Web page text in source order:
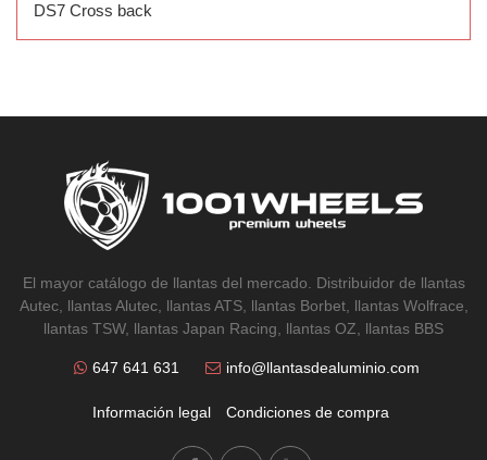
DS7 Cross back
El mayor catálogo de llantas del mercado. Distribuidor de llantas
Autec, llantas Alutec, llantas ATS, llantas Borbet, llantas Wolfrace,
llantas TSW, llantas Japan Racing, llantas OZ, llantas BBS
647 641 631 info@llantasdealuminio.com
Información legal Condiciones de compra